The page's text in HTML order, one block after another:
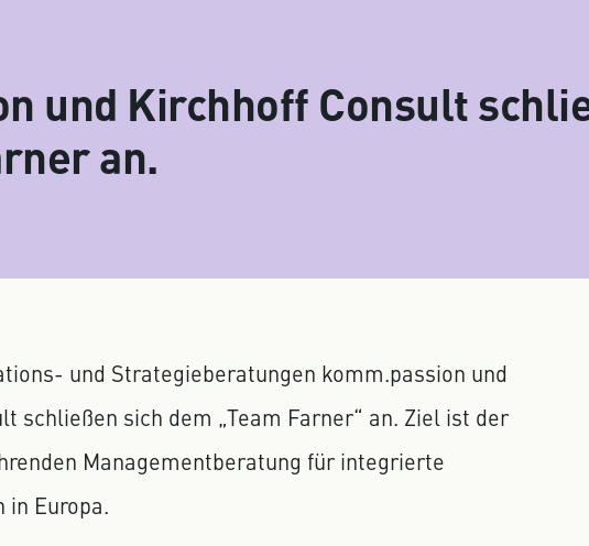
und Kirchhoff Consult
an.
und Strategieberatungen komm.passion und
schließen sich dem „Team Farner“ an. Ziel ist der
Managementberatung für integrierte
in Europa.